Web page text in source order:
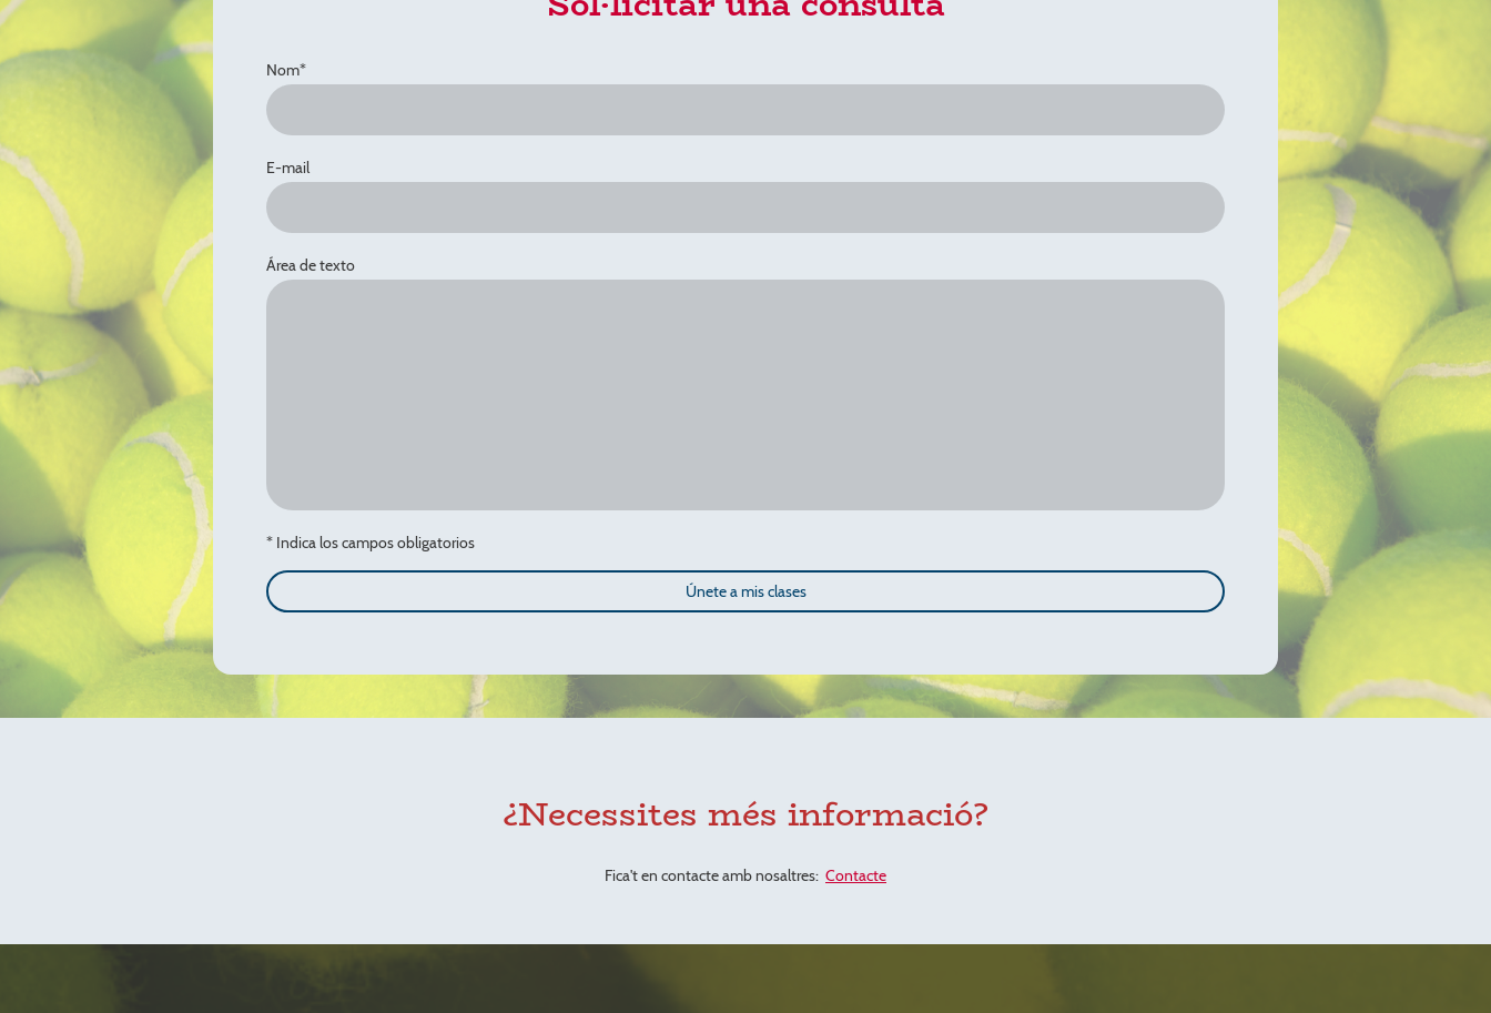
Nom*
E-mail
Área de texto
* Indica los campos obligatorios
Únete a mis clases
¿Necessites més informació?
Fica't en contacte amb nosaltres: Contacte